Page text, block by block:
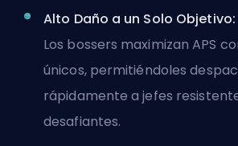
Alto Daño a un Solo Objetivo:
Los bossers maximizanAPS
únicos, permitiéndoles
rápidamente a jefes
desafiantes.